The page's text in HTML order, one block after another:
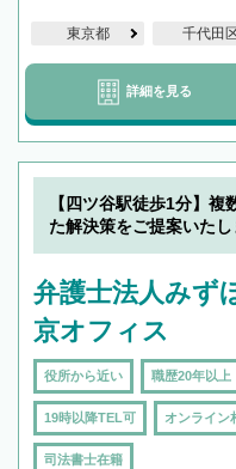
東京都 千代田
詳細を見る
【四ツ谷駅徒歩1分】
た解決策をご提案いたし
弁護士法人み
京オフィス
役所から近い 職歴20年以上
19時以降TEL可 オンライン
司法書士在籍